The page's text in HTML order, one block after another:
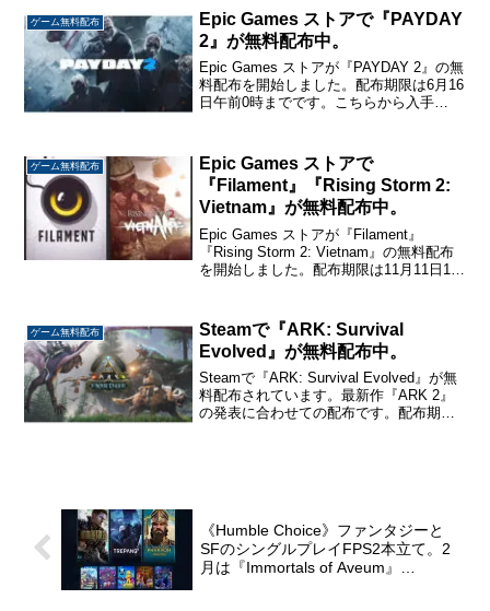
アクションアドベンチャー。人間であ...
ゲーム無料配布
Epic Games ストアで『PAYDAY
2』が無料配布中。
Epic Games ストアが『PAYDAY 2』の無
料配布を開始しました。配布期限は6月16
日午前0時までです。こちらから入手
力してこなしていくクライム...
ゲーム無料配布
Epic Games ストアで
『Filament』『Rising Storm 2:
Vietnam』が無料配布中。
Epic Games ストアが『Filament』
『Rising Storm 2: Vietnam』の無料配布
を開始しました。配布期限は11月11日1時
ゲーム無料配布
Steamで『ARK: Survival
Evolved』が無料配布中。
Steamで『ARK: Survival Evolved』が無
料配布されています。最新作『ARK 2』
の発表に合わせての配布です。配布期間
《Humble Choice》ファンタジーと
SFのシングルプレイFPS2本立て。2
月は『Immortals of Aveum』